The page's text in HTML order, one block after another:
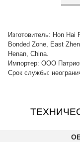
Изготовитель: Hon
Bonded Zone, East
Henan, China.
Импортер: ООО
Срок службы: